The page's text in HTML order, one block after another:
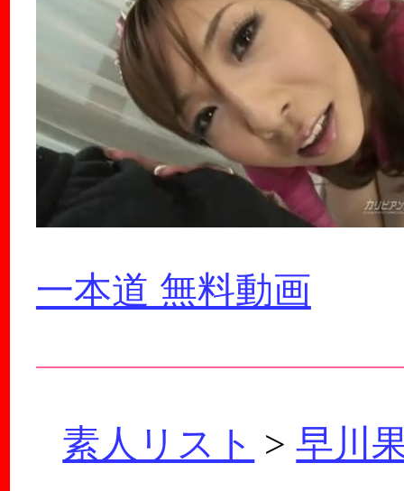
一本道 無料動画
素人リスト >早川